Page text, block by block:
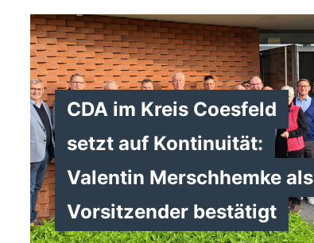
CDA im Kreis Coesfeld
setzt auf Kontinuität:
Valentin Merschhemke als
Vorsitzender bestätigt